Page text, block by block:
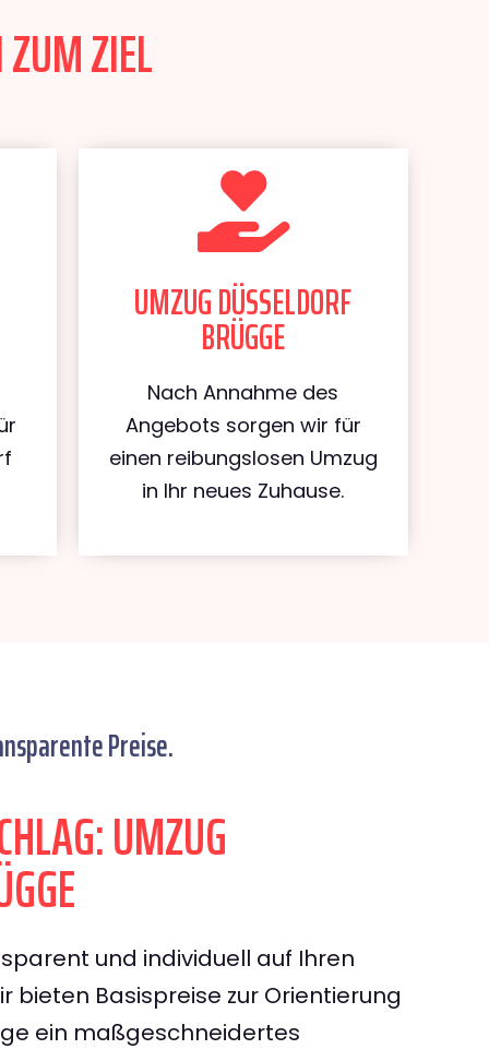
ZIEL
UMZUG DÜSSELDORF
BRÜGGE
Nach Annahme des
Angebots sorgen wir für
einen reibungslosen Umzug
in Ihr neues Zuhause.
Preise.
UMZUG
und individuell auf Ihren
bieten Basispreise zur Orientierung
ein maßgeschneidertes